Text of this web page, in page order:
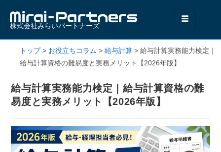
株式会社みらいパートナーズ
トップ> お役立ちコラム > 給与計算 > 給与計算実務能力検定｜
給与計算資格の難易度と実務メリット【2026年版】
給与計算実務能力検定｜給与計算資格の難
易度と実務メリット【2026年版】